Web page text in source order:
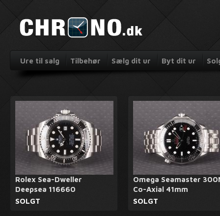
Ure til salg Tilbehør Sælg dit ur Byt dit ur
Rolex Sea-Dweller
Deepsea 116660
SOLGT
Omega Seamaster
Co-Axial 41mm
SOLGT